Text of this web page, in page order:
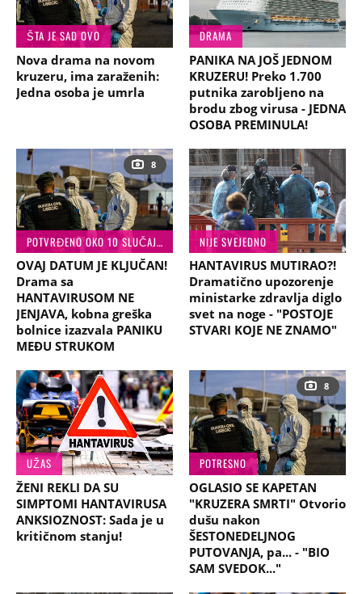
ŠTA JE SAD OVO
Nova drama na novom
kruzeru, ima zaraženih:
Jedna osoba je umrla
DRAMA
PANIKA NA JOŠ JEDNOM
KRUZERU! Preko 1.700
putnika zarobljeno na
brodu zbog virusa - JEDNA
OSOBA PREMINULA!
8
POTVRĐENO OKO 10 SLUČAJEVA
OVAJ DATUM JE KLJUČAN!
Drama sa
HANTAVIRUSOM NE
JENJAVA, kobna greška
bolnice izazvala PANIKU
MEĐU STRUKOM
NIJE SVEJEDNO
HANTAVIRUS MUTIRAO?!
Dramatično upozorenje
ministarke zdravlja diglo
svet na noge - "POSTOJE
STVARI KOJE NE ZNAMO"
UŽAS
ŽENI REKLI DA SU
SIMPTOMI HANTAVIRUSA
ANKSIOZNOST: Sada je u
kritičnom stanju!
8
POTRESNO
OGLASIO SE KAPETAN
"KRUZERA SMRTI" Otvorio
dušu nakon
ŠESTONEDELJNOG
PUTOVANJA, pa... - "BIO
SAM SVEDOK..."